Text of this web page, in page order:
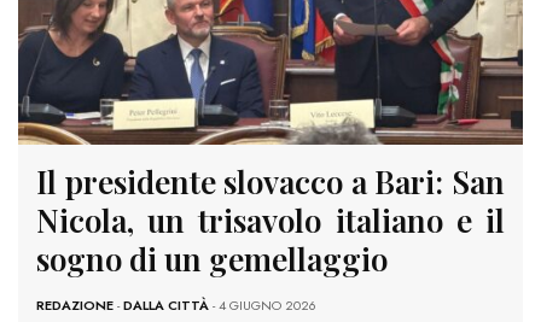
Il presidente slovacco a Bari: San
Nicola, un trisavolo italiano e il
sogno di un gemellaggio
REDAZIONE-DALLA CITTÀ- 4 GIUGNO 2026